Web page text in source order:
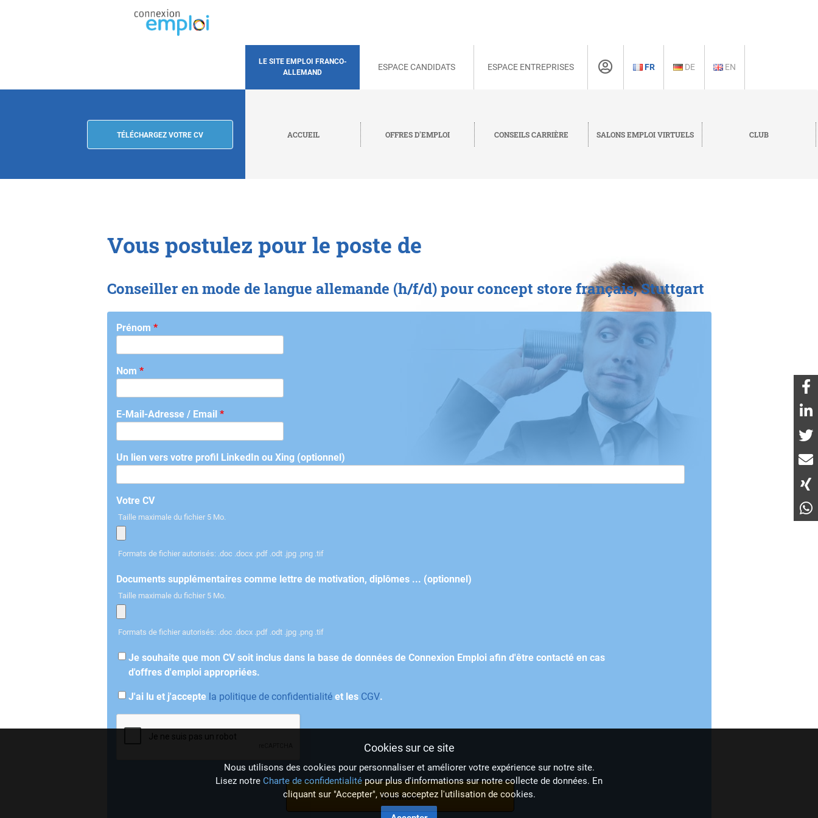
LE SITE EMPLOI FRANCO-
ALLEMAND
ESPACE CANDIDATS ESPACE ENTREPRISES FR DE EN
TÉLÉCHARGEZ VOTRE CV ACCUEIL OFFRES D'EMPLOI CONSEILS CARRIÈRE SALONS EMPLOI VIRTUELS CLUB
Vous postulez pour le poste de
Conseiller en mode de langue allemande (h/f/d) pour concept store français, Stuttgart
Prénom *
Nom *
E-Mail-Adresse / Email *
Un lien vers votre profil LinkedIn ou Xing (optionnel)
Votre CV
Taille maximale du fichier 5 Mo.
Formats de fichier autorisés: .doc .docx .pdf .odt .jpg .png .tif
Documents supplémentaires comme lettre de motivation, diplômes ... (optionnel)
Taille maximale du fichier 5 Mo.
Formats de fichier autorisés: .doc .docx .pdf .odt .jpg .png .tif
Je souhaite que mon CV soit inclus dans la base de données de Connexion Emploi afin d'être contacté en cas
d'offres d'emploi appropriées.
J'ai lu et j'accepte la politique de confidentialité et les CGV.
Cookies sur ce site
Nous utilisons des cookies pour personnaliser et améliorer votre expérience sur notre site.
Lisez notre Charte de confidentialitépour plus d'informations sur notre collecte de données. En
cliquant sur "Accepter", vous acceptez l'utilisation de cookies.